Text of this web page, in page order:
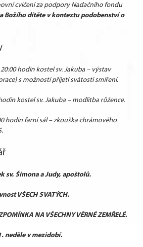
cvičení za podpory Nadačního fondu
Božího dítěte v kontextu podobenství o
20:00 hodin kostel sv. Jakuba – výstav
s možností přijetí svátosti smíření.
kostel sv. Jakuba – modlitba růžence.
hodin farní sál– zkouška chrámového
.
sv. Šimona a Judy, apoštolů.
VŠECH SVATÝCH.
NA VŠECHNY VĚRNÉ ZEMŘELÉ.
neděle v mezidobí.